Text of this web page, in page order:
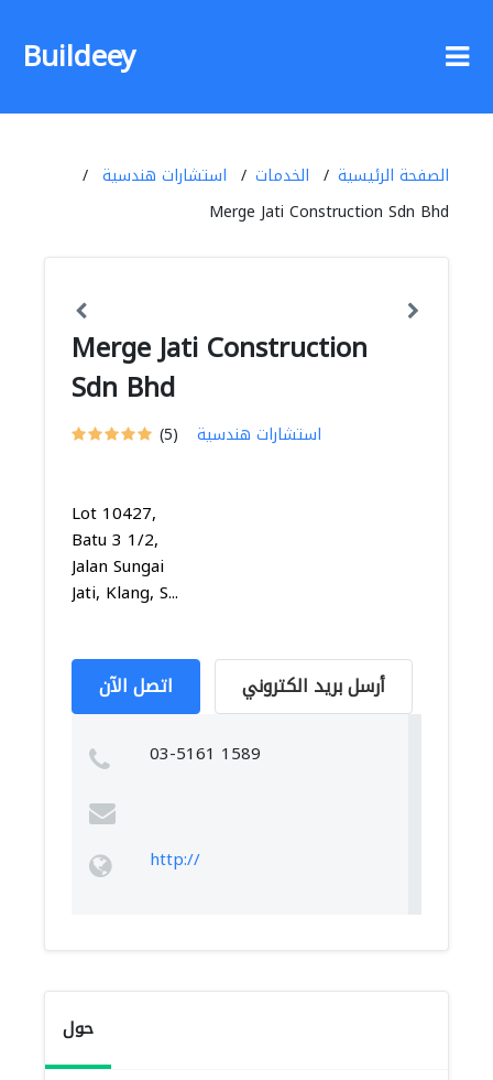
Buildeey
الصفحة الرئيسية الخدمات
استشارات هندسية
Merge Jati Construction Sdn Bhd
Merge Jati Construction
Sdn Bhd
(5) استشارات هندسية
Lot 10427,
Batu 3 1/2,
Jalan Sungai
Jati, Klang, S...
اتصل الآن أرسل بريد الكتروني
03-5161 1589
http://
حول